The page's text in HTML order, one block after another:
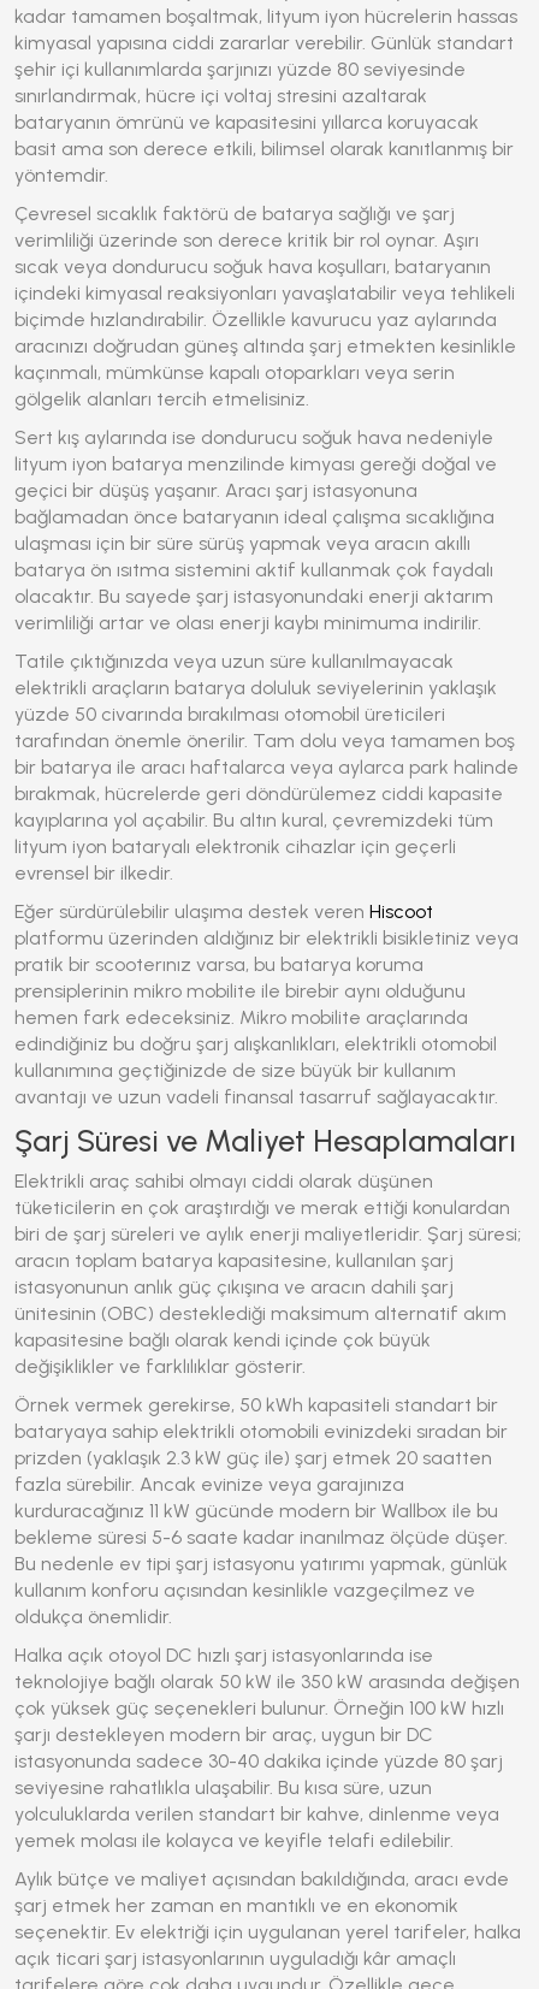
kadar tamamen boşaltmak, lityum iyon hücrelerin hassas
kimyasal yapısına ciddi zararlar verebilir. Günlük standart
şehir içi kullanımlarda şarjınızı yüzde 80 seviyesinde
sınırlandırmak, hücre içi voltaj stresini azaltarak
bataryanın ömrünü ve kapasitesini yıllarca koruyacak
basit ama son derece etkili, bilimsel olarak kanıtlanmış bir
yöntemdir.
Çevresel sıcaklık faktörü de batarya sağlığı ve şarj
verimliliği üzerinde son derece kritik bir rol oynar. Aşırı
sıcak veya dondurucu soğuk hava koşulları, bataryanın
içindeki kimyasal reaksiyonları yavaşlatabilir veya tehlikeli
biçimde hızlandırabilir. Özellikle kavurucu yaz aylarında
aracınızı doğrudan güneş altında şarj etmekten kesinlikle
kaçınmalı, mümkünse kapalı otoparkları veya serin
gölgelik alanları tercih etmelisiniz.
Sert kış aylarında ise dondurucu soğuk hava nedeniyle
lityum iyon batarya menzilinde kimyası gereği doğal ve
geçici bir düşüş yaşanır. Aracı şarj istasyonuna
bağlamadan önce bataryanın ideal çalışma sıcaklığına
ulaşması için bir süre sürüş yapmak veya aracın akıllı
batarya ön ısıtma sistemini aktif kullanmak çok faydalı
olacaktır. Bu sayede şarj istasyonundaki enerji aktarım
verimliliği artar ve olası enerji kaybı minimuma indirilir.
Tatile çıktığınızda veya uzun süre kullanılmayacak
elektrikli araçların batarya doluluk seviyelerinin yaklaşık
yüzde 50 civarında bırakılması otomobil üreticileri
tarafından önemle önerilir. Tam dolu veya tamamen boş
bir batarya ile aracı haftalarca veya aylarca park halinde
bırakmak, hücrelerde geri döndürülemez ciddi kapasite
kayıplarına yol açabilir. Bu altın kural, çevremizdeki tüm
lityum iyon bataryalı elektronik cihazlar için geçerli
evrensel bir ilkedir.
Eğer sürdürülebilir ulaşıma destek veren Hiscoot
platformu üzerinden aldığınız bir elektrikli bisikletiniz veya
pratik bir scooterınız varsa, bu batarya koruma
prensiplerinin mikro mobilite ile birebir aynı olduğunu
hemen fark edeceksiniz. Mikro mobilite araçlarında
edindiğiniz bu doğru şarj alışkanlıkları, elektrikli otomobil
kullanımına geçtiğinizde de size büyük bir kullanım
avantajı ve uzun vadeli finansal tasarruf sağlayacaktır.
Şarj Süresi ve Maliyet Hesaplamaları
Elektrikli araç sahibi olmayı ciddi olarak düşünen
tüketicilerin en çok araştırdığı ve merak ettiği konulardan
biri de şarj süreleri ve aylık enerji maliyetleridir. Şarj süresi;
aracın toplam batarya kapasitesine, kullanılan şarj
istasyonunun anlık güç çıkışına ve aracın dahili şarj
ünitesinin (OBC) desteklediği maksimum alternatif akım
kapasitesine bağlı olarak kendi içinde çok büyük
değişiklikler ve farklılıklar gösterir.
Örnek vermek gerekirse, 50 kWh kapasiteli standart bir
bataryaya sahip elektrikli otomobili evinizdeki sıradan bir
prizden (yaklaşık 2.3 kW güç ile) şarj etmek 20 saatten
fazla sürebilir. Ancak evinize veya garajınıza
kurduracağınız 11 kW gücünde modern bir Wallbox ile bu
bekleme süresi 5-6 saate kadar inanılmaz ölçüde düşer.
Bu nedenle ev tipi şarj istasyonu yatırımı yapmak, günlük
kullanım konforu açısından kesinlikle vazgeçilmez ve
oldukça önemlidir.
Halka açık otoyol DC hızlı şarj istasyonlarında ise
teknolojiye bağlı olarak 50 kW ile 350 kW arasında değişen
çok yüksek güç seçenekleri bulunur. Örneğin 100 kW hızlı
şarjı destekleyen modern bir araç, uygun bir DC
istasyonunda sadece 30-40 dakika içinde yüzde 80 şarj
seviyesine rahatlıkla ulaşabilir. Bu kısa süre, uzun
yolculuklarda verilen standart bir kahve, dinlenme veya
yemek molası ile kolayca ve keyifle telafi edilebilir.
Aylık bütçe ve maliyet açısından bakıldığında, aracı evde
şarj etmek her zaman en mantıklı ve en ekonomik
seçenektir. Ev elektriği için uygulanan yerel tarifeler, halka
açık ticari şarj istasyonlarının uyguladığı kâr amaçlı